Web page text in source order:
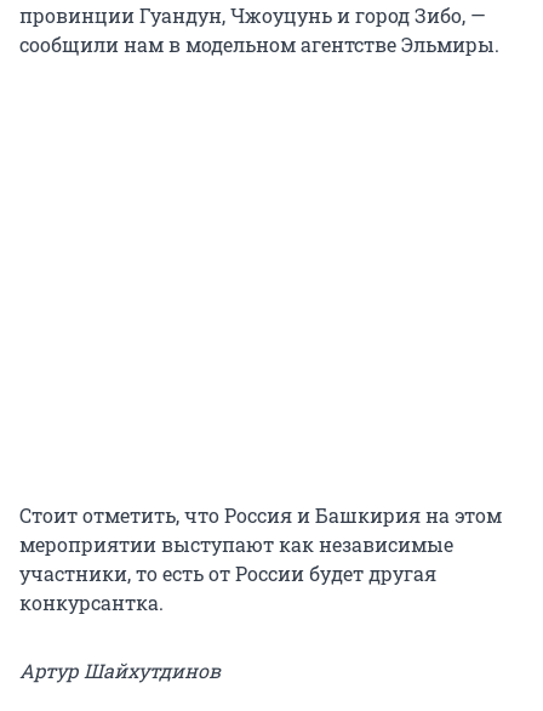
провинции Гуандун, Чжоуцунь и город Зибо, —
сообщили нам в модельном агентстве Эльмиры.
Стоит отметить, что Россия и Башкирия на этом
мероприятии выступают как независимые
участники, то есть от России будет другая
конкурсантка.
Артур Шайхутдинов